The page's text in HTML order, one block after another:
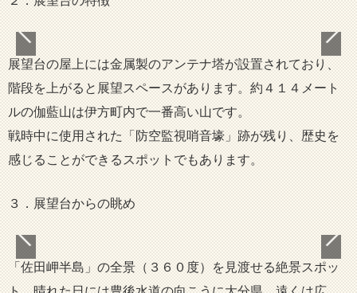
展望台の屋上には金属製のアンテナ塔が設置されており、
階段を上がると展望スペースがあります。約４１４メート
ルの伽藍山は伊方町内で一番高い山です。
戦時中に使用された「防空監視哨音壕」跡が残り、歴史を
感じることができるスポットでもあります。
３．展望台からの眺め
「佐田岬半島」の全景（３６０度）を見渡せる絶景スポッ